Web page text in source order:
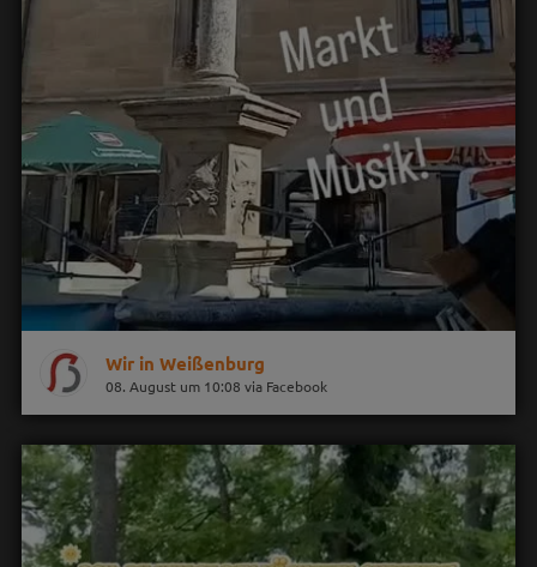
Wir in Weißenburg
08. August um 10:08 via Facebook